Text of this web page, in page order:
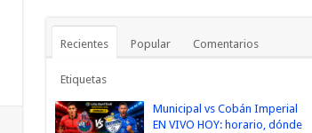
Recientes Popular Comentarios
Etiquetas
Municipal vs Cobán Imperial
EN VIVO HOY: horario, dónde